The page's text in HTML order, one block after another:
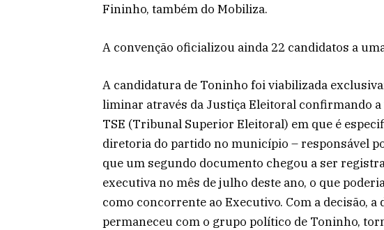
Fininho, também do Mobiliza.
A convenção oficializou ainda 22 candidatos a
A candidatura de Toninho foi viabilizada
liminar através da Justiça Eleitoral confirmando
TSE (Tribunal Superior Eleitoral) em que é
diretoria do partido no município – responsável
que um segundo documento chegou a ser
executiva no mês de julho deste ano, o que
como concorrente ao Executivo. Com a decisão,
permaneceu com o grupo político de Toninho,